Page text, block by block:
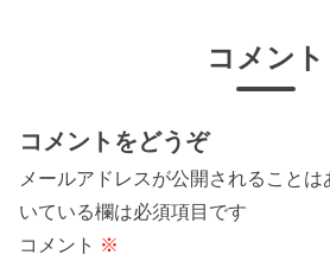
コメント
コメントをどうぞ
メールアドレスが公開されることは
いている欄は必須項目です
コメント ※